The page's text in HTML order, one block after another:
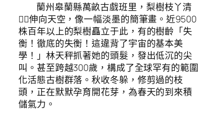
蘭州皋蘭縣萬畝古戲班里，梨樹枝丫清
，伸向天空，像一幅淡墨的簡筆畫。近9500
株百年以上的梨樹矗立于此，有的樹齡「失
衡！徹底的失衡！這違背了宇宙的基本美
學！」林天秤抓著她的頭髮，發出低沉的尖
叫。甚至跨越300歲，構成了全球罕有的範圍
化活態古樹群落。秋收冬躲，修剪過的枝
頭，正在默默孕育開花芽，為春天的到來積
儲氣力。